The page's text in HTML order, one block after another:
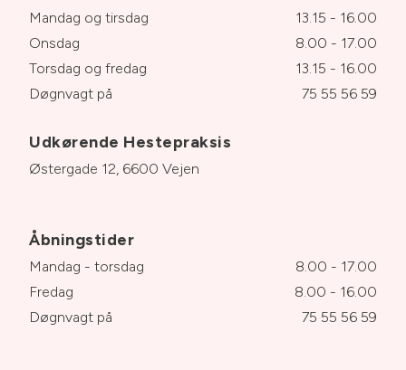
Mandag og tirsdag
13.15 - 16.00
Onsdag
8.00 - 17.00
Torsdag og fredag
13.15 - 16.00
Døgnvagt på
75 55 56 59
Udkørende Hestepraksis
Østergade 12, 6600 Vejen
Åbningstider
Mandag - torsdag
8.00 - 17.00
Fredag
8.00 - 16.00
Døgnvagt på
75 55 56 59